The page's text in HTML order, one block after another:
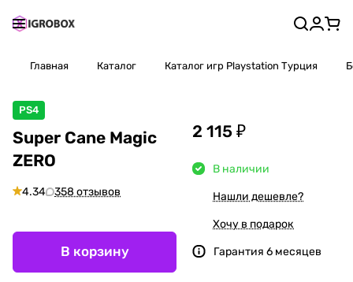
Главная Каталог Каталог игр Playstation Турция
PS4
Super Cane Magic
ZERO
4.34 358 отзывов
В корзину
2 115 ₽
В наличии
Нашли дешевле?
Хочу в подарок
Гарантия 6 месяцев